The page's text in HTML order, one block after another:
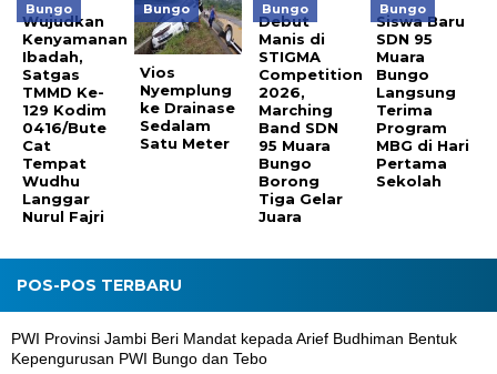
Bungo
Wujudkan
Kenyamanan
Ibadah,
Satgas
TMMD Ke-
129 Kodim
0416/Bute
Cat
Tempat
Wudhu
Langgar
Nurul Fajri
Bungo
Vios
Nyemplung
ke Drainase
Sedalam
Satu Meter
Bungo
Debut
Manis di
STIGMA
Competition
2026,
Marching
Band SDN
95 Muara
Bungo
Borong
Tiga Gelar
Juara
Bungo
Siswa Baru
SDN 95
Muara
Bungo
Langsung
Terima
Program
MBG di Hari
Pertama
Sekolah
POS-POS TERBARU
PWI Provinsi Jambi Beri Mandat kepada Arief Budhiman Bentuk
Kepengurusan PWI Bungo dan Tebo